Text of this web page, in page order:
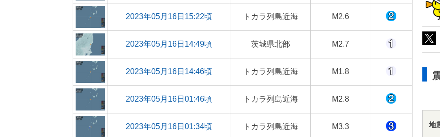
2023年05月16日15:22頃 トカラ列島近海 M2.6
2023年05月16日14:49頃 茨城県北部 M2.7
2023年05月16日14:46頃 トカラ列島近海 M1.8
2023年05月16日01:46頃 トカラ列島近海 M2.8
2023年05月16日01:34頃 トカラ列島近海 M3.3 地